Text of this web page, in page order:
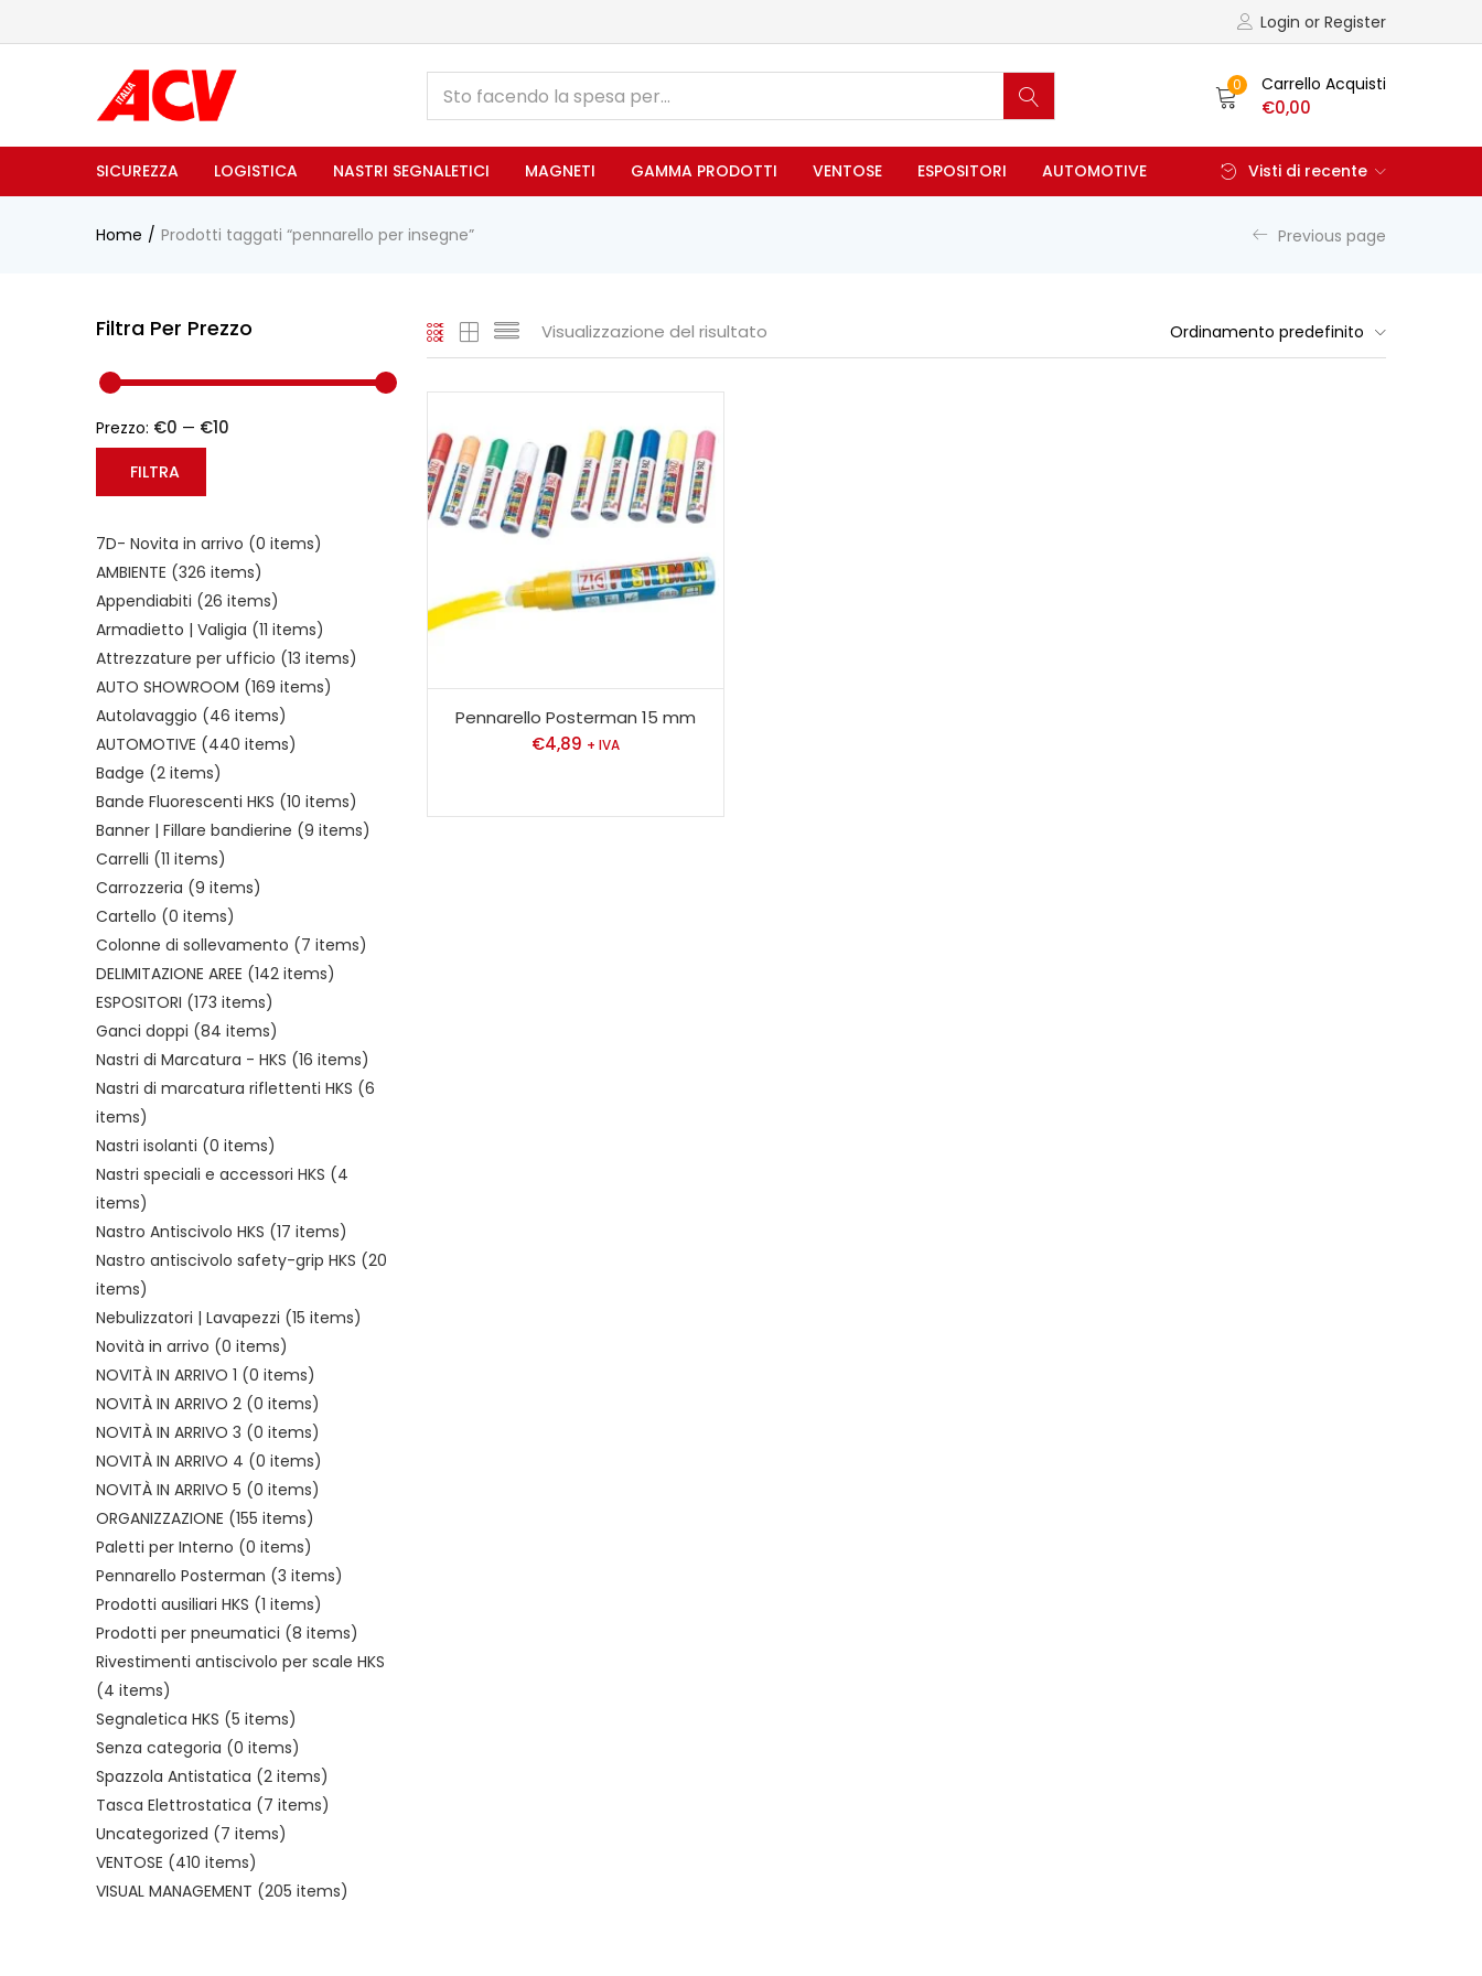
Login or Register
0 Carrello Acquisti
€0,00
SICUREZZA LOGISTICA NASTRI SEGNALETICI MAGNETI GAMMA PRODOTTI VENTOSE ESPOSITORI AUTOMOTIVE Visti di recente
Home Prodotti taggati “pennarello per insegne” Previous page
Visualizzazione del risultato Ordinamento predefinito
Pennarello Posterman 15 mm
€4,89 + IVA
Filtra Per Prezzo
FILTRA
Prezzo: €0 — €10
7D- Novita in arrivo (0 items)
AMBIENTE (326 items)
Appendiabiti (26 items)
Armadietto | Valigia (11 items)
Attrezzature per ufficio (13 items)
AUTO SHOWROOM (169 items)
Autolavaggio (46 items)
AUTOMOTIVE (440 items)
Badge (2 items)
Bande Fluorescenti HKS (10 items)
Banner | Fillare bandierine (9 items)
Carrelli (11 items)
Carrozzeria (9 items)
Cartello (0 items)
Colonne di sollevamento (7 items)
DELIMITAZIONE AREE (142 items)
ESPOSITORI (173 items)
Ganci doppi (84 items)
Nastri di Marcatura - HKS (16 items)
Nastri di marcatura riflettenti HKS (6
items)
Nastri isolanti (0 items)
Nastri speciali e accessori HKS (4
items)
Nastro Antiscivolo HKS (17 items)
Nastro antiscivolo safety-grip HKS (20
items)
Nebulizzatori | Lavapezzi (15 items)
Novità in arrivo (0 items)
NOVITÀ IN ARRIVO 1 (0 items)
NOVITÀ IN ARRIVO 2 (0 items)
NOVITÀ IN ARRIVO 3 (0 items)
NOVITÀ IN ARRIVO 4 (0 items)
NOVITÀ IN ARRIVO 5 (0 items)
ORGANIZZAZIONE (155 items)
Paletti per Interno (0 items)
Pennarello Posterman (3 items)
Prodotti ausiliari HKS (1 items)
Prodotti per pneumatici (8 items)
Rivestimenti antiscivolo per scale HKS
(4 items)
Segnaletica HKS (5 items)
Senza categoria (0 items)
Spazzola Antistatica (2 items)
Tasca Elettrostatica (7 items)
Uncategorized (7 items)
VENTOSE (410 items)
VISUAL MANAGEMENT (205 items)